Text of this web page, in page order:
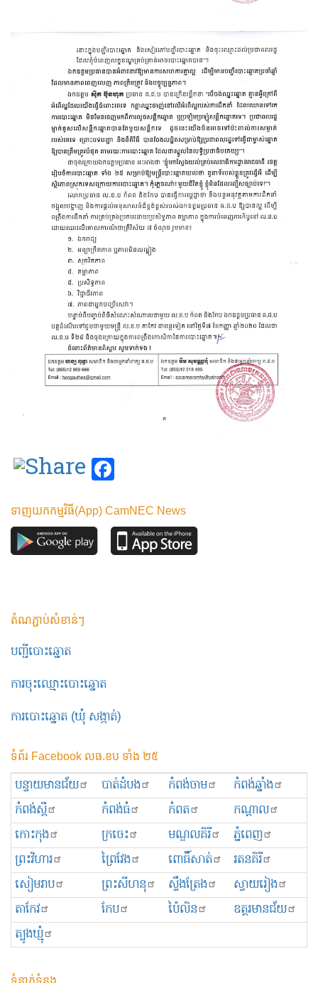
ទាញយកកម្មវិធី(App) CamNEC News
តំណភ្ជាប់សំខាន់ៗ
បញ្ជីបោះឆ្នោត
ការចុះឈ្មោះបោះឆ្នោត
ការបោះឆ្នោត (ឃុំ សង្កាត់)
ទំព័រ Facebook លធ.ខប ទាំង ២៥
បន្ទាយមានជ័យ បាត់ដំបង កំពង់ចាម
កំពង់ឆ្នាំង
កំពង់ស្ពឺ
កំពង់ធំ កំពត
កណ្ដាល
កោះកុង
ក្រចេះ មណ្ឌលគិរី
ភ្នំពេញ
ព្រះ​វិហារ
ព្រៃវែង ពោធិ៍សាត់
រតនគិរី
សៀមរាប
ព្រះសីហនុ ស្ទឹងត្រែង
ស្វាយរៀង
តាកែវ
កែប ប៉ៃលិន
ឧត្ដរមានជ័យ
ត្បូងឃ្មុំ